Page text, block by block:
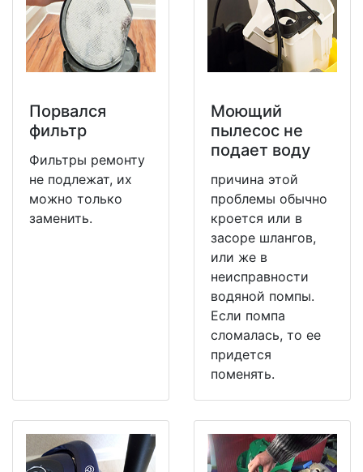
Порвался
фильтр
Фильтры ремонту
не подлежат, их
можно только
заменить.
Моющий
пылесос не
подает воду
причина этой
проблемы обычно
кроется или в
засоре шлангов,
или же в
неисправности
водяной помпы.
Если помпа
сломалась, то ее
придется
поменять.